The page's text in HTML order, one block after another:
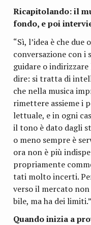
Rica­pi­to­lando: il
fondo, e poi
“Sì, l’idea è che
con­ver­sa­zione con i
gui­dare o
dire: si tratta di
che nella musica
rimet­tere assieme i
let­tuale, e in ogni
il tono è dato dagli
o meno sem­pre è
ora non è più
pro­pria­mente
tati molto incerti.
verso il mer­cato
bile, ma ha dei limiti.”
Quando ini­zia a